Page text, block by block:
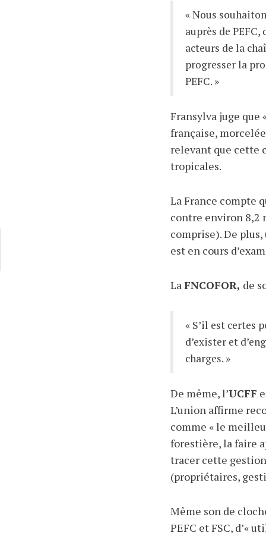
« Nous
auprès de
acteurs de la
progresser la
PEFC. »
Fransylva juge que
française,
relevant que cette
tropicales.
La France compte
contre environ 8,2
comprise). De
est en cours
LaFNCOFOR, de
« S’il est certes
d’exister et
charges. »
De même, l’UCFF
L’union affirme
comme « le
forestière, la faire
tracer cette
(propriétaires,
Même son de
PEFC et FSC, d’«